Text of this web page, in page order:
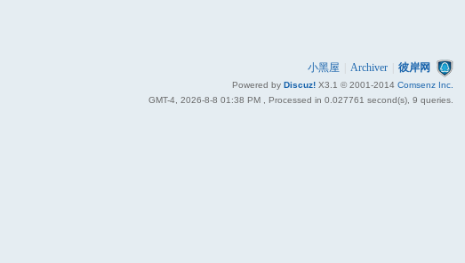
小黑屋 Archiver 彼岸网
Powered by Discuz! X3.1 © 2001-2014 Comsenz Inc.
GMT-4, 2026-8-8 01:38 PM, Processed in 0.027761 second(s), 9 queries.